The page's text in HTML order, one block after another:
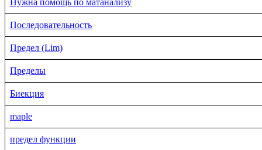
Последовательность
Предел (Lim)
Пределы
Биекция
maple
предел функции